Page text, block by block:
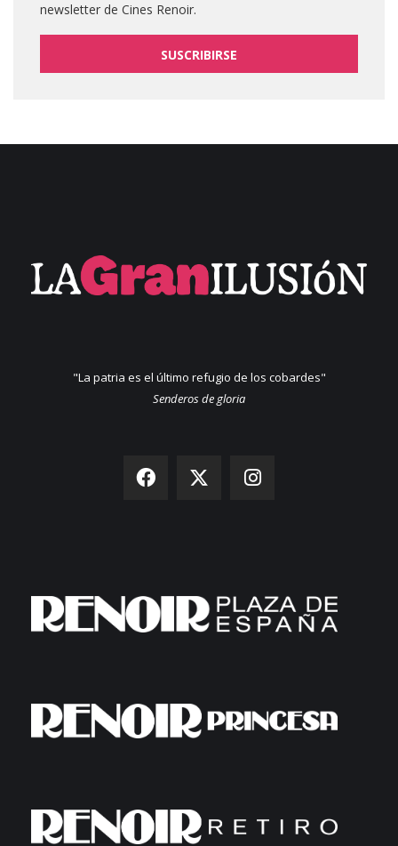
newsletter de Cines Renoir.
SUSCRIBIRSE
"La patria es el último refugio de los cobardes"
Senderos de gloria